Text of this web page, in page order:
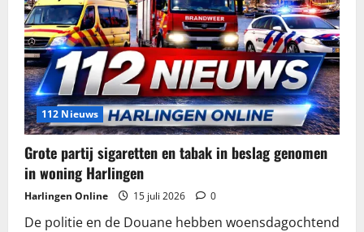
112 Nieuws
Grote partij sigaretten en tabak in beslag genomen
in woning Harlingen
Harlingen Online 15 juli 2026 0
De politie en de Douane hebben woensdagochtend